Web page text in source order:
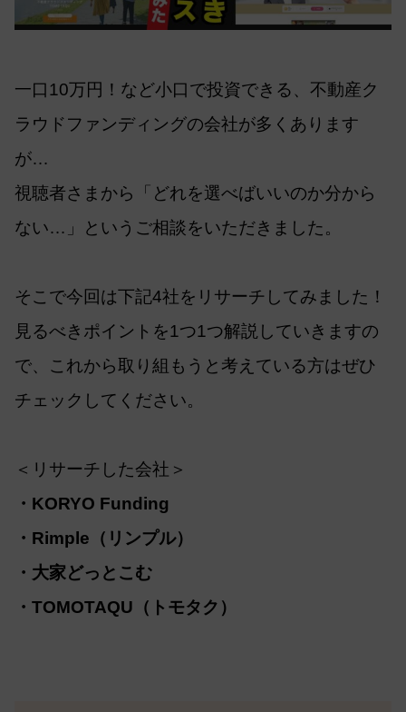
一口10万円！など小口で投資できる、不動産ク
ラウドファンディングの会社が多くあります
が…
視聴者さまから「どれを選べばいいのか分から
ない…」というご相談をいただきました。
そこで今回は下記4社をリサーチしてみました！
見るべきポイントを1つ1つ解説していきますの
で、これから取り組もうと考えている方はぜひ
チェックしてください。
＜リサーチした会社＞
・KORYO Funding
・Rimple（リンプル）
・大家どっとこむ
・TOMOTAQU（トモタク）